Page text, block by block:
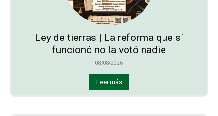
Ley de tierras | La reforma que sí
funcionó no la votó nadie
08/08/2026
Leer más